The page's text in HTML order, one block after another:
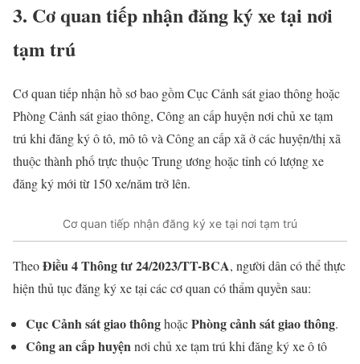
3. Cơ quan tiếp nhận đăng ký xe tại nơi
tạm trú
Cơ quan tiếp nhận hồ sơ bao gồm Cục Cảnh sát giao thông hoặc
Phòng Cảnh sát giao thông, Công an cấp huyện nơi chủ xe tạm
trú khi đăng ký ô tô, mô tô và Công an cấp xã ở các huyện/thị xã
thuộc thành phố trực thuộc Trung ương hoặc tỉnh có lượng xe
đăng ký mới từ 150 xe/năm trở lên.
Cơ quan tiếp nhận đăng ký xe tại nơi tạm trú
TheoĐiều 4 Thông tư 24/2023/TT-BCA, người dân có thể thực
hiện thủ tục đăng ký xe tại các cơ quan có thẩm quyền sau:
Cục Cảnh sát giao thônghoặcPhòng cảnh sát giao thông.
Công an cấp huyệnnơi chủ xe tạm trú khi đăng ký xe ô tô